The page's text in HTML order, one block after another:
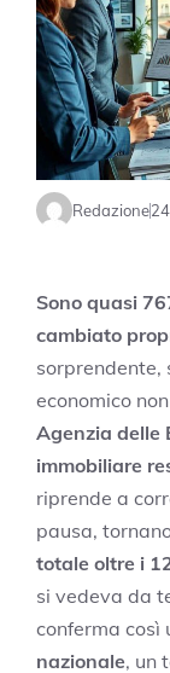
Redazione
Sono quasi
cambiato
sorprendente,
economico
Agenzia delle
immobiliare
riprende a
pausa,
totale oltre i
si vedeva da
conferma così
nazionale, un